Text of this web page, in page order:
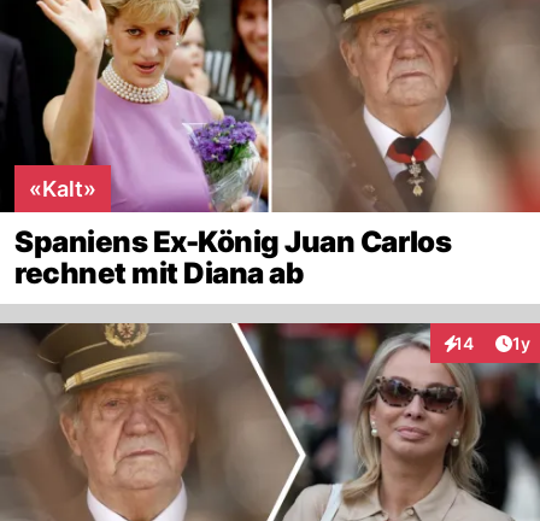
«Kalt»
Spaniens Ex-König Juan Carlos
rechnet mit Diana ab
14 1y